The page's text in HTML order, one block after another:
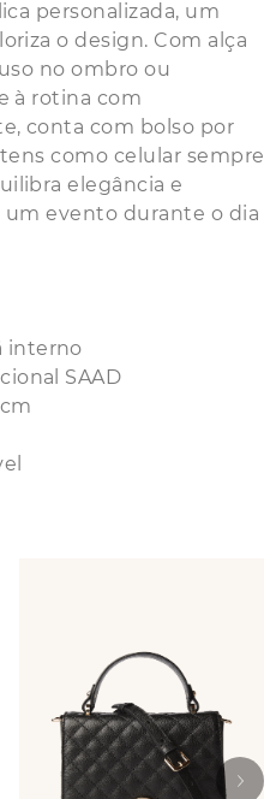
personalizada, um
o design. Com alça
no ombro ou
à rotina com
conta com bolso por
como celular sempre
elegância e
evento durante o dia
interno
SAAD